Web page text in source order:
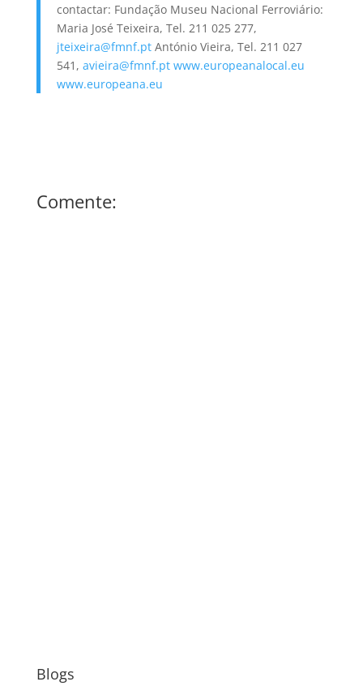
contactar: Fundação Museu Nacional Ferroviário:
Maria José Teixeira, Tel. 211 025 277,
jteixeira@fmnf.ptAntónio Vieira, Tel. 211 027
541, avieira@fmnf.pt www.europeanalocal.eu
www.europeana.eu
Comente:
Blogs